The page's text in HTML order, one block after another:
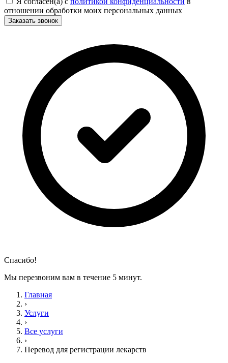
отношении обработки моих персональных данных
Заказать звонок
Спасибо!
Мы перезвоним вам в течение 5 минут.
Главная
›
Услуги
›
Все услуги
›
Перевод для регистрации лекарств